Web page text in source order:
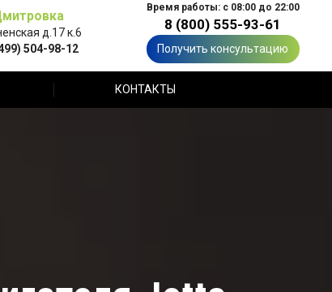
д.17 к.6
504-98-12
Время работы: с 08:00 до 22:00
8 (800) 555-93-61
Получить консультацию
КОНТАКТЫ